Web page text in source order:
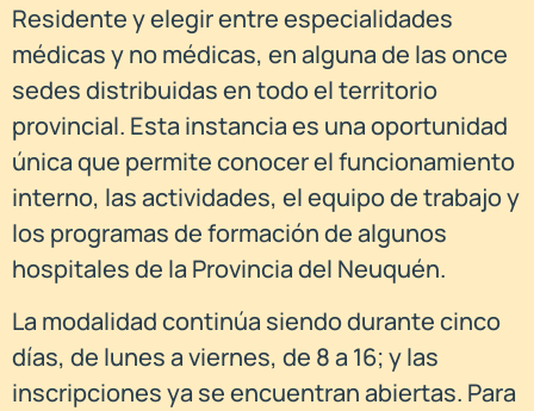
Residente y elegir entre especialidades
médicas y no médicas, en alguna de las once
sedes distribuidas en todo el territorio
provincial. Esta instancia es una oportunidad
única que permite conocer el funcionamiento
interno, las actividades, el equipo de trabajo y
los programas de formación de algunos
hospitales de la Provincia del Neuquén.
La modalidad continúa siendo durante cinco
días, de lunes a viernes, de 8 a 16; y las
inscripciones ya se encuentran abiertas. Para